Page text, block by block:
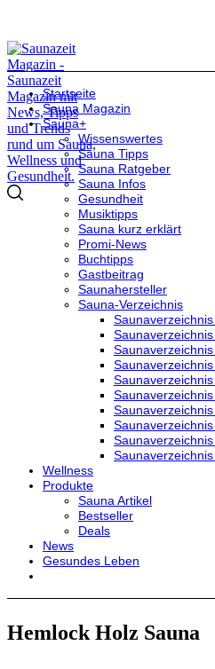
Startseite
Sauna Magazin
Sauna+
Wissenswertes
Sauna Tipps
Sauna Ratgeber
Sauna Infos
Gesundheit
Musiktipps
Sauna kurz erklärt
Promi-News
Buchtipps
Gastbeitrag
Saunahersteller
Sauna-Verzeichnis
Wellness
Produkte
Sauna Artikel
Bestseller
Deals
News
Gesundes Leben
Hemlock Holz Sauna